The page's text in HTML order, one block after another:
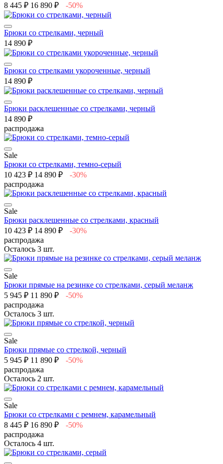
8 445 ₽ 16 890 ₽ -50%
Брюки со стрелками, черный
14 890 ₽
Брюки со стрелками укороченные, черный
14 890 ₽
Брюки расклешенные со стрелками, черный
14 890 ₽
распродажа
Sale
Брюки со стрелками, темно-серый
10 423 ₽ 14 890 ₽
-30%
распродажа
Sale
Брюки расклешенные со стрелками, красный
10 423 ₽ 14 890 ₽
-30%
распродажа
Осталось 3 шт.
Sale
Брюки прямые на резинке со стрелками, серый меланж
5 945 ₽ 11 890 ₽
-50%
распродажа
Осталось 3 шт.
Sale
Брюки прямые со стрелкой, черный
5 945 ₽ 11 890 ₽
-50%
распродажа
Осталось 2 шт.
Sale
Брюки со стрелками с ремнем, карамельный
8 445 ₽ 16 890 ₽
-50%
распродажа
Осталось 4 шт.